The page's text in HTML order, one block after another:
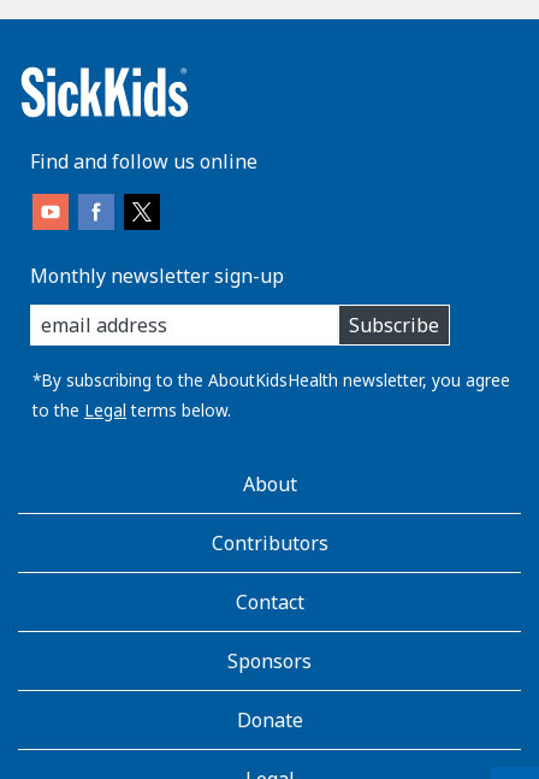
Find and follow us online
Monthly newsletter sign-up
enter
you
email
address:
Subscribe
*By subscribing to the AboutKidsHealth newsletter, you agree
to the Legal terms below.
AboutKidsHealthAbout
Contributors
Contact
Sponsors
Donate